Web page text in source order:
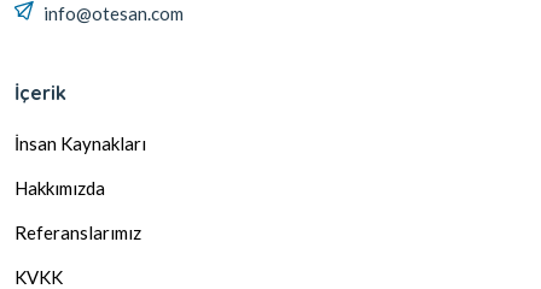
info@otesan.com
İçerik
İnsan Kaynakları
Hakkımızda
Referanslarımız
KVKK